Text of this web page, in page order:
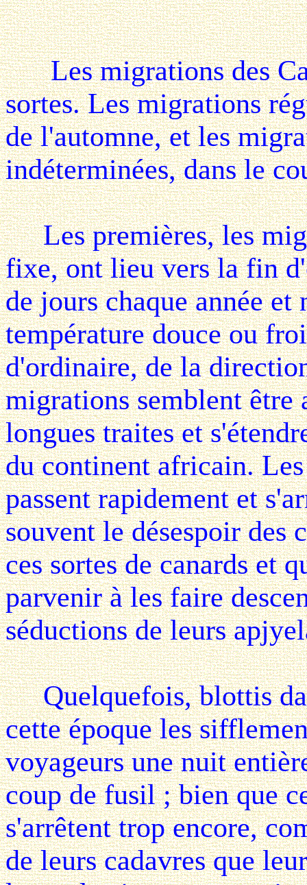
Les migrations des
sortes. Les migrations
de l'automne, et les
indéterminées, dans le
Les premières, les
fixe, ont lieu vers la fin
de jours chaque année
température douce ou
d'ordinaire, de la
migrations semblent être
longues traites et
du continent africain.
passent rapidement et
souvent le désespoir des
ces sortes de canards et
parvenir à les faire
séductions de leurs
Quelquefois, blottis
cette époque les
voyageurs une nuit
coup de fusil ; bien que
s'arrêtent trop encore,
de leurs cadavres que